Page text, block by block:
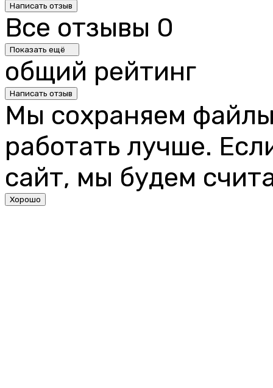
Написать отзыв
Все отзывы 0
Показать ещё
общий рейтинг
Написать отзыв
Мы сохраняем
работать лучше.
сайт, мы будем
Хорошо